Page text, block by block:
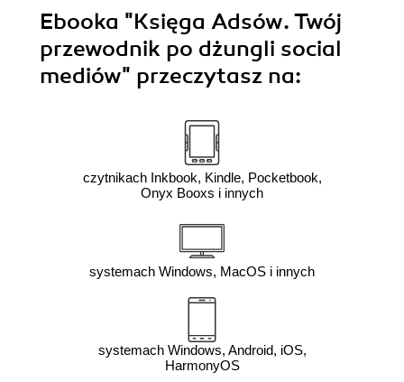
Ebooka "Księga Adsów. Twój
przewodnik po dżungli social
mediów" przeczytasz na:
czytnikach Inkbook, Kindle, Pocketbook,
Onyx Booxs i innych
systemach Windows, MacOS i innych
systemach Windows, Android, iOS,
HarmonyOS